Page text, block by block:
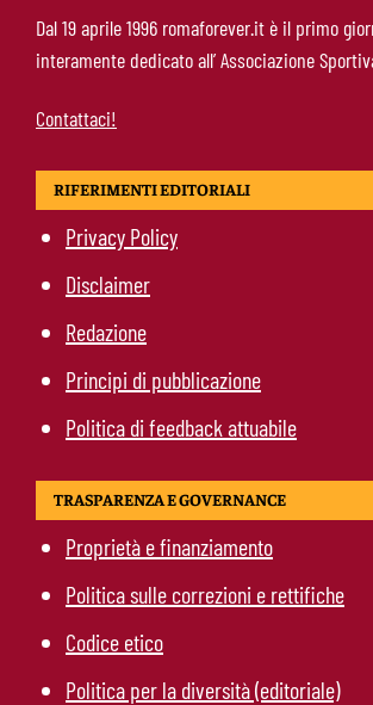
Rowe chiude alla
Bologna”. Poi esalta
Dal 19 aprile 1996 romaforever.it è il primo
interamente dedicato all’ Associazione
Contattaci!
RIFERIMENTI EDITORIALI
Privacy Policy
Disclaimer
Redazione
Principi di pubblicazione
Politica di feedback attuabile
TRASPARENZA E GOVERNANCE
Proprietà e finanziamento
Politica sulle correzioni e rettifiche
Codice etico
Politica per la diversità (editoriale)